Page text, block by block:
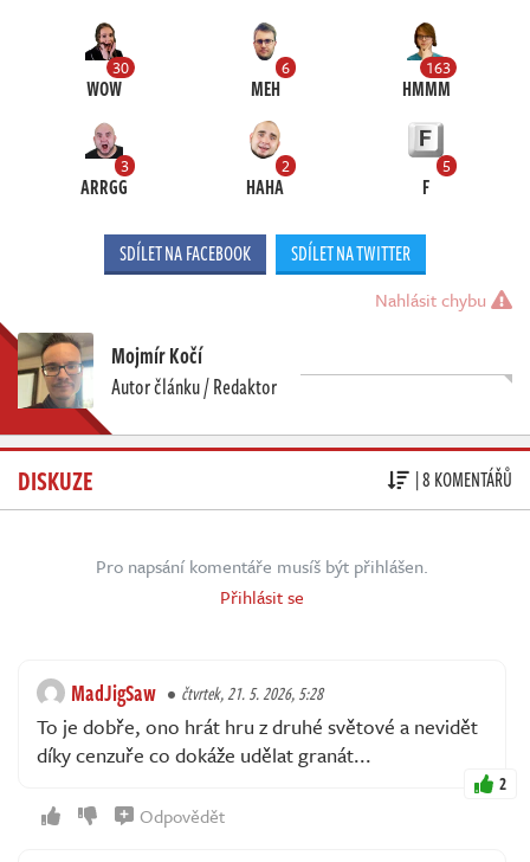
30
WOW
6
MEH
163
HMMM
3
ARRGG
2
HAHA
5
F
SDÍLET NA FACEBOOK SDÍLET NA TWITTER
Nahlásit chybu
Mojmír Kočí
Autor článku / Redaktor
DISKUZE | 8 KOMENTÁŘŮ
Pro napsání komentáře musíš být přihlášen.
Přihlásit se
MadJigSaw čtvrtek, 21. 5. 2026, 5:28
To je dobře, ono hrát hru z druhé světové a nevidět
díky cenzuře co dokáže udělat granát...
2
Odpovědět